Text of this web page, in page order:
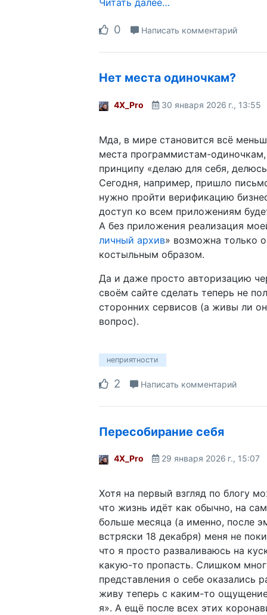
Читать далее…
0 Написать комментарий
Нет места одиночкам?
4X_Pro 30 января 2026 г., 13:55
Мда, в мире становится всё
места программистам-
принципу «делаю для себя,
Сегодня, например, пришло
нужно пройти верификацию
доступ ко всем приложениям
А без приложения реализация
личный архив» возможна только
костыльным образом.
Да и даже просто авторизацию
своём сайте сделать теперь не
сторонних сервисов (а живы ли
вопрос).
неприятности
2 Написать комментарий
Пересобирание себя
4X_Pro 29 января 2026 г., 15:07
Хотя на первый взгляд по блогу
что жизнь идёт как обычно, на
больше месяца (а именно, после
встряски 18 декабря) меня не
что я просто разваливаюсь на
какую-то пропасть. Слишком
представления о себе оказались
живу теперь с каким-то
я». А ещё после всех этих